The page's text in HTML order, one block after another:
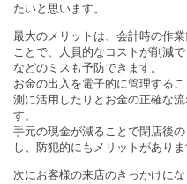
たいと思います。
最大のメリットは、会計時の作
ことで、人員的なコストが削減
などのミスも予防できます。
お金の出入を電子的に管理する
測に活用したりとお金の正確な
す。
手元の現金が減ることで閉店後
し、防犯的にもメリットがありま
次にお客様の来店のきっかけにな